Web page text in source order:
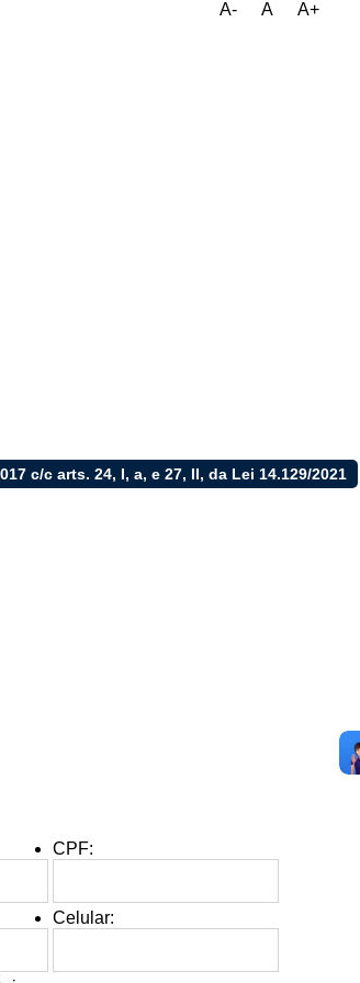
A- A A+
c/c arts. 24, I, a, e 27, II, da Lei 14.129/2021
CPF:
Celular: